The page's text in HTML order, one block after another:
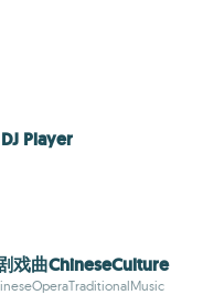
Player
戏曲ChineseCulture